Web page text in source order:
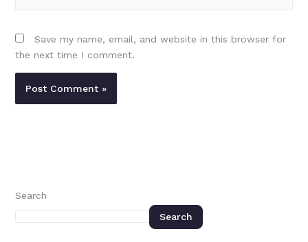
Save my name, email, and website in this browser for
the next time I comment.
Search
Search